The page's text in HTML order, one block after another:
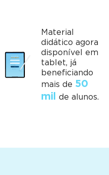
Material
didático agora
disponível em
tablet, já
beneficiando
mais de 50
mil
de alunos.